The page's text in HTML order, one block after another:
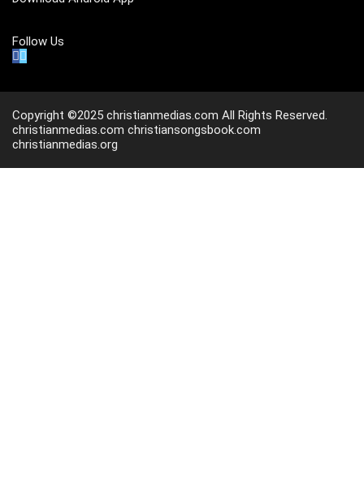
Follow Us
Copyright ©2025 christianmedias.com All Rights Reserved.
christianmedias.com christiansongsbook.com
christianmedias.org